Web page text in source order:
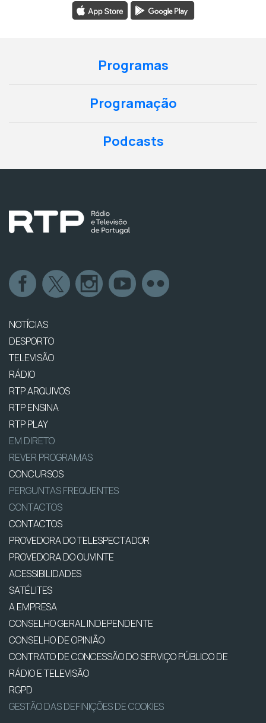
Programas
Programação
Podcasts
NOTÍCIAS
DESPORTO
TELEVISÃO
RÁDIO
RTP ARQUIVOS
RTP ENSINA
RTP PLAY
EM DIRETO
REVER PROGRAMAS
CONCURSOS
PERGUNTAS FREQUENTES
CONTACTOS
CONTACTOS
PROVEDORA DO TELESPECTADOR
PROVEDORA DO OUVINTE
ACESSIBILIDADES
SATÉLITES
A EMPRESA
CONSELHO GERAL INDEPENDENTE
CONSELHO DE OPINIÃO
CONTRATO DE CONCESSÃO DO SERVIÇO PÚBLICO DE
RÁDIO E TELEVISÃO
RGPD
GESTÃO DAS DEFINIÇÕES DE COOKIES